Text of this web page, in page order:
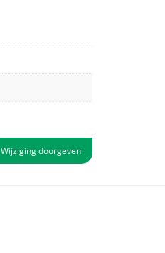
Wijziging doorgeven